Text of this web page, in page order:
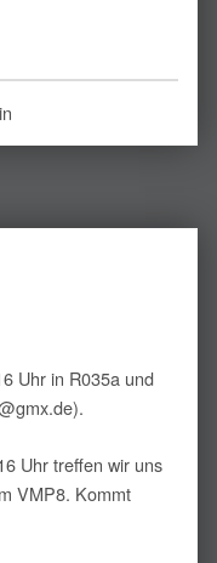
Uhr in R035a und
Uhr treffen wir uns
VMP8. Kommt